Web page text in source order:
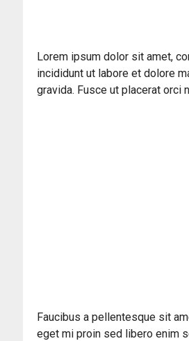
Lorem ipsum dolor sit amet,
incididunt ut labore et dolore
gravida. Fusce ut placerat orci
Faucibus a pellentesque sit
eget mi proin sed libero enim